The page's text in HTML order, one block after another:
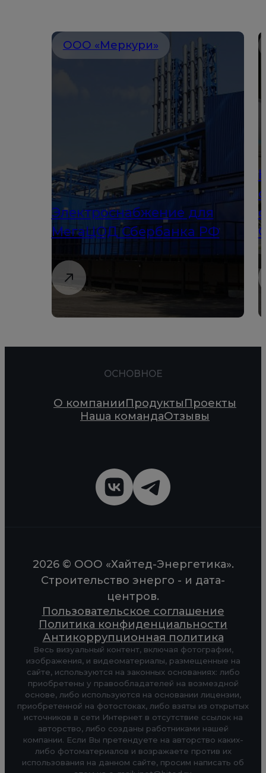
ООО «Меркури»
Электроснабжение для
МегаЦОД Сбербанка РФ
ОСНОВНОЕ
О компанииПродуктыПроекты
Наша командаОтзывы
2026 © ООО «Хайтед-Энергетика».
Строительство энерго - и дата-
центров.
Пользовательское соглашение
Политика конфиденциальности
Антикоррупционная политика
Весь визуальный контент, включая фотографии,
изображения, и видеоматериалы, размещенные на
сайте, используются на законных основаниях: либо
приобретены у правообладателей на возмездной
основе, либо используются на основании лицензии,
приобретенной на фотостоках, либо взяты из открытых
источников в сети Интернет в отсутствие ссылок на
авторство, либо созданы работниками нашей
компании. Если Вы претендуете на авторство каких-
либо фотоматериалов и возражаете против их
использования на данном сайте, просим написать об